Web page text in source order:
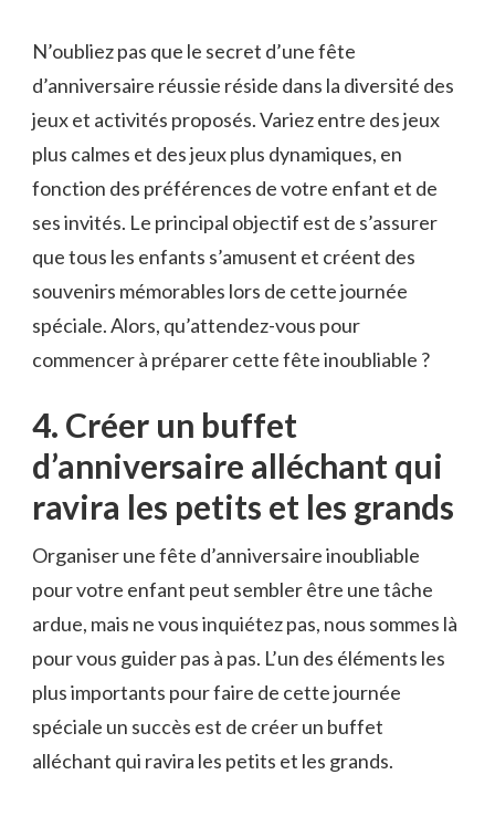
N’oubliez pas ​que le secret​ d’une fête
d’anniversaire réussie réside dans la diversité des
⁣jeux⁤ et activités ​proposés. Variez entre des jeux
plus calmes et des jeux plus dynamiques, en‌
fonction​ des préférences ⁢de⁢ votre‍ enfant et de
ses invités. Le principal objectif est ​de s’assurer
que ​tous les enfants s’amusent et créent des
souvenirs mémorables lors ​de cette journée
spéciale. ⁤Alors, qu’attendez-vous pour
commencer à préparer cette fête ​inoubliable ?
4.⁢ Créer un buffet
d’anniversaire ⁤alléchant‍ qui
ravira les‌ petits et les grands
Organiser une fête ‌d’anniversaire inoubliable
pour votre enfant ⁢peut ‌sembler ⁤être une tâche
ardue,⁣ mais ne vous⁤ inquiétez pas,⁢ nous sommes là
⁢pour⁢ vous guider‌ pas à pas. L’un des éléments les
plus importants pour faire‍ de cette journée​
spéciale un succès est ⁢de créer un buffet
alléchant qui ravira les petits ‍et les grands.